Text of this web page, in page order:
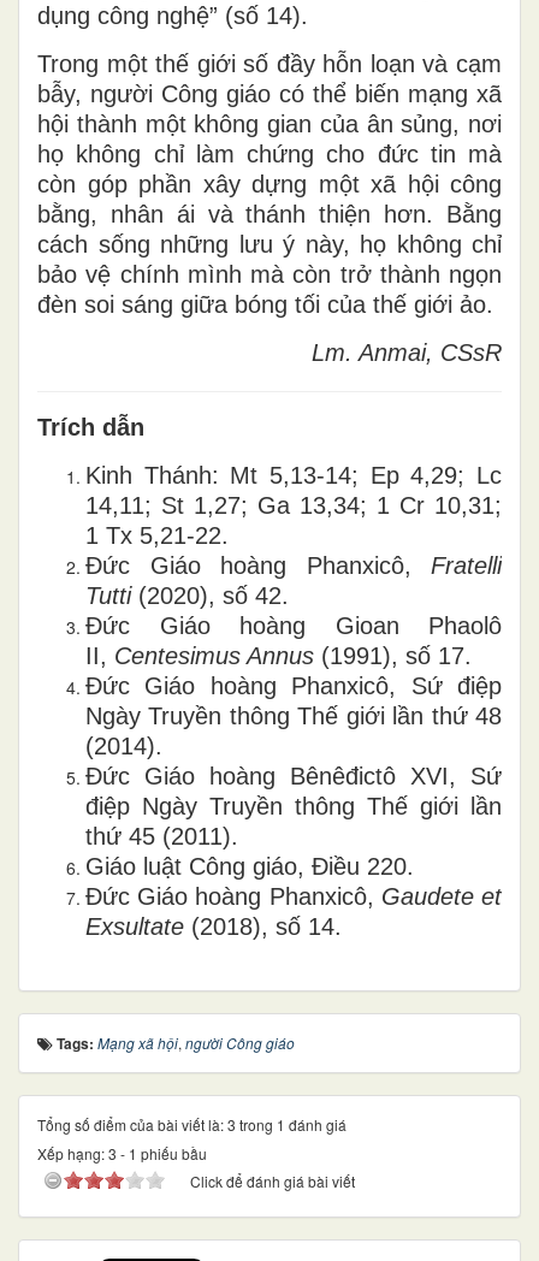
dụng công nghệ” (số 14).
Trong một thế giới số đầy hỗn loạn và cạm
bẫy, người Công giáo có thể biến mạng xã
hội thành một không gian của ân sủng, nơi
họ không chỉ làm chứng cho đức tin mà
còn góp phần xây dựng một xã hội công
bằng, nhân ái và thánh thiện hơn. Bằng
cách sống những lưu ý này, họ không chỉ
bảo vệ chính mình mà còn trở thành ngọn
đèn soi sáng giữa bóng tối của thế giới ảo.
Lm. Anmai, CSsR
Trích dẫn
Kinh Thánh: Mt 5,13-14; Ep 4,29; Lc
14,11; St 1,27; Ga 13,34; 1 Cr 10,31;
1 Tx 5,21-22.
Đức Giáo hoàng Phanxicô, Fratelli
Tutti(2020), số 42.
Đức Giáo hoàng Gioan Phaolô
II, Centesimus Annus (1991), số 17.
Đức Giáo hoàng Phanxicô, Sứ điệp
Ngày Truyền thông Thế giới lần thứ 48
(2014).
Đức Giáo hoàng Bênêđictô XVI, Sứ
điệp Ngày Truyền thông Thế giới lần
thứ 45 (2011).
Giáo luật Công giáo, Điều 220.
Đức Giáo hoàng Phanxicô, Gaudete et
Exsultate (2018), số 14.
Tags: Mạng xã hội, người Công giáo
Tổng số điểm của bài viết là: 3 trong 1 đánh giá
Xếp hạng:3 - 1 phiếu bầu
Click để đánh giá bài viết